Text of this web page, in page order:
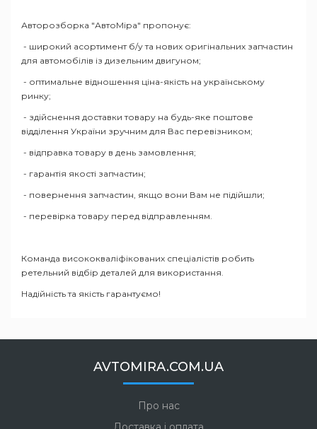
Авторозборка "АвтоМіра" пропонує:
- широкий асортимент б/у та нових оригінальних запчастин
для автомобілів із дизельним двигуном;
- оптимальне відношення ціна-якість на українському
ринку;
- здійснення доставки товару на будь-яке поштове
відділення України зручним для Вас перевізником;
- відправка товару в день замовлення;
- гарантія якості запчастин;
- повернення запчастин, якщо вони Вам не підійшли;
- перевірка товару перед відправленням.
Команда висококваліфікованих спеціалістів робить
ретельний відбір деталей для використання.
Надійність та якість гарантуємо!
AVTOMIRA.COM.UA
Про нас